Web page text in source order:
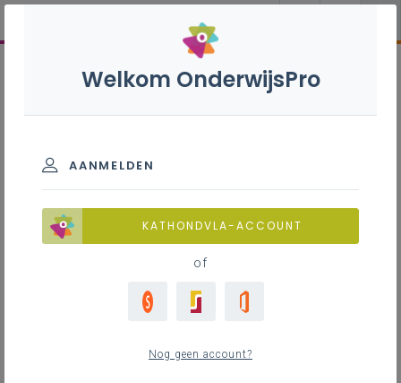
Welkom OnderwijsPro
AANMELDEN
KATHONDVLA-ACCOUNT
of
Nog geen account?